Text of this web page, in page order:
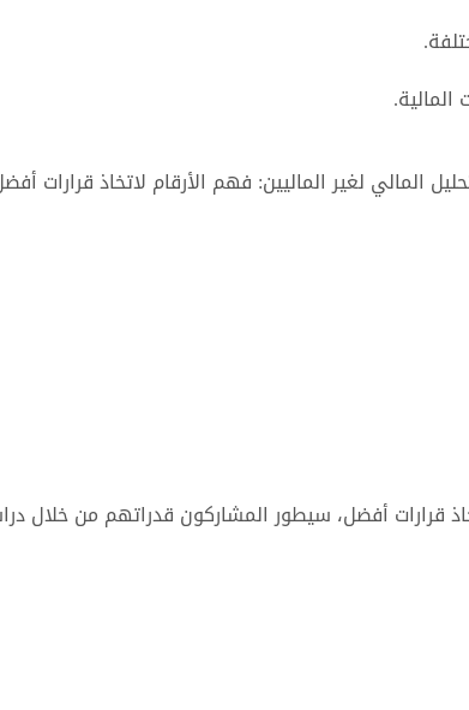
المالي لغير الماليين: فهم الأرقام لاتخاذ قرارات
قرارات أفضل، سيطور المشاركون قدراتهم من خلال